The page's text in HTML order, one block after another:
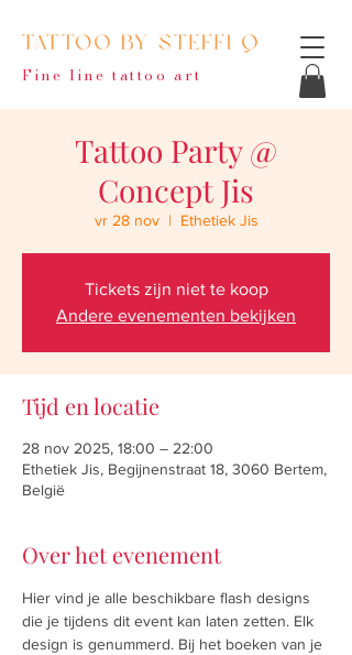
Fine line tattoo art
Tattoo Party @
Concept Jis
vr 28 nov
  |
Ethetiek Jis
Tickets zijn niet te koop
Andere evenementen bekijken
Tijd en locatie
28 nov 2025, 18:00 – 22:00
Ethetiek Jis, Begijnenstraat 18, 3060 Bertem,
België
Over het evenement
Hier vind je alle beschikbare flash designs
die je tijdens dit event kan laten zetten. Elk
design is genummerd. Bij het boeken van je